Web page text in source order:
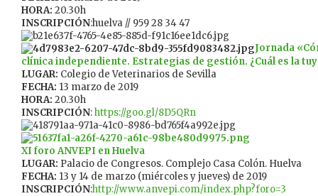
HORA: 20.30h
INSCRIPCIÓN:huelva // 959 28 34 47
Jornada
clínica independiente. Estrategias de gestión. ¿Cuál es la
LUGAR: Colegio de Veterinarios de Sevilla
FECHA: 13 marzo de 2019
HORA: 20.30h
INSCRIPCIÓN:https://goo.gl/8D5QRn
XI foro ANVEPI en Huelva
LUGAR: Palacio de Congresos. Complejo Casa Colón. Huelva
FECHA: 13 y 14 de marzo (miércoles y jueves) de 2019
INSCRIPCIÓN:http://www.anvepi.com/index.php?foro=3